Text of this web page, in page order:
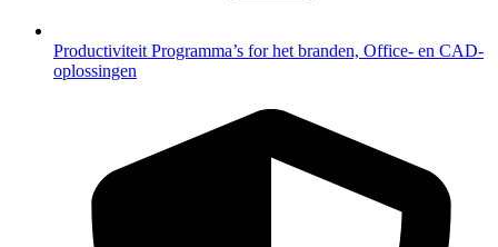
Productiviteit Programma’s for het branden, Office- en CAD-
oplossingen